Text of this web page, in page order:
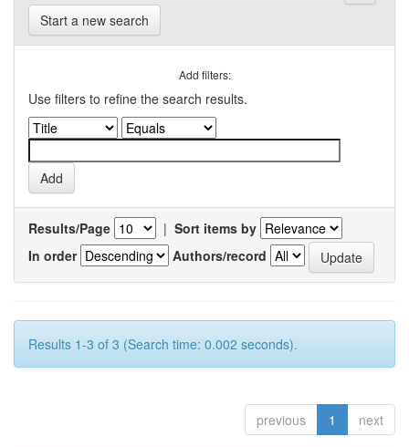
Start a new search
Add filters:
Use filters to refine the search results.
Results/Page | Sort items by
In order
Authors/record
Results 1-3 of 3 (Search time: 0.002 seconds).
previous 1 next